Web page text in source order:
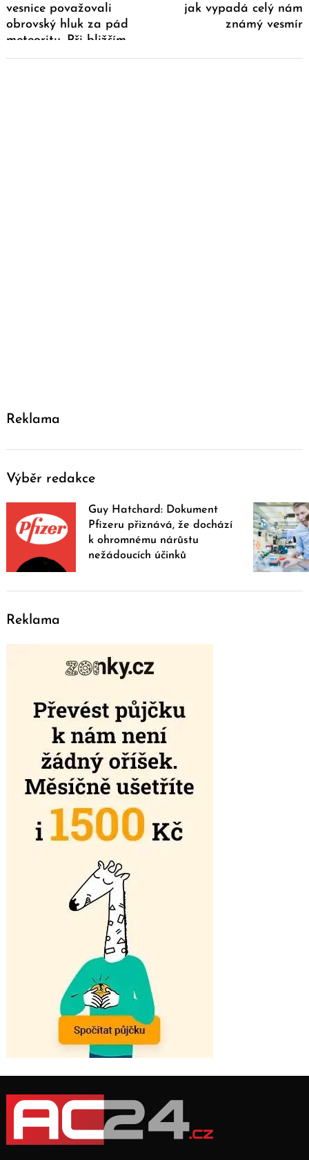
vesnice považovali
obrovský hluk za pád
meteoritu. Při bližším
ohledání místa se
jak vypadá celý nám
známý vesmír
Reklama
Výběr redakce
Guy Hatchard: Dokument
Pfizeru přiznává, že dochází
k ohromnému nárůstu
nežádoucích účinků
Reklama